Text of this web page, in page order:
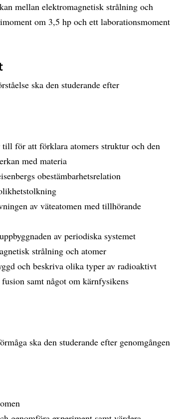
mellan elektromagnetisk strålning och
om 3,5 hp och ett laborationsmoment
ska den studerande efter
för att förklara atomers struktur och den
med materia
obestämbarhetsrelation
av väteatomen med tillhörande
av periodiska systemet
strålning och atomer
och beskriva olika typer av radioaktivt
samt något om kärnfysikens
ska den studerande efter genomgången